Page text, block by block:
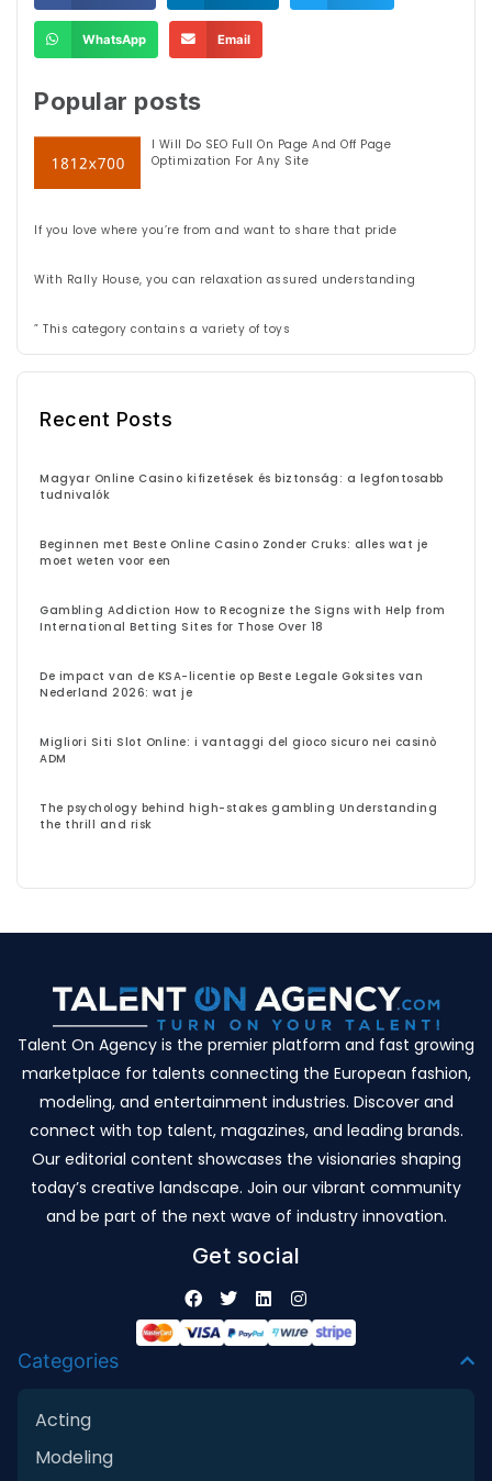
WhatsApp Email
Popular posts
I Will Do SEO Full On Page And Off Page
Optimization For Any Site
If you love where you’re from and want to share that pride
With Rally House, you can relaxation assured understanding
” This category contains a variety of toys
Recent Posts
Magyar Online Casino kifizetések és biztonság: a legfontosabb
tudnivalók
Beginnen met Beste Online Casino Zonder Cruks: alles wat je
moet weten voor een
Gambling Addiction How to Recognize the Signs with Help from
International Betting Sites for Those Over 18
De impact van de KSA-licentie op Beste Legale Goksites van
Nederland 2026: wat je
Migliori Siti Slot Online: i vantaggi del gioco sicuro nei casinò
ADM
The psychology behind high-stakes gambling Understanding
the thrill and risk
Talent On Agency is the premier platform and fast growing
marketplace for talents connecting the European fashion,
modeling, and entertainment industries. Discover and
connect with top talent, magazines, and leading brands.
Our editorial content showcases the visionaries shaping
today’s creative landscape. Join our vibrant community
and be part of the next wave of industry innovation.
Get social
Categories
Acting
Modeling